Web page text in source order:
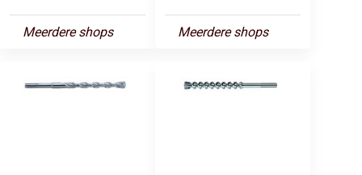
Meerdere shops Meerdere shops